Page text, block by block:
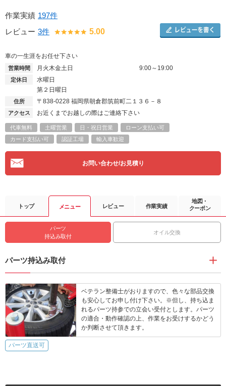
作業実績 197件
レビュー 3件 5.00
車の一生涯をお任せ下さい
営業時間 月火木金土日 9:00～19:00
定休日
水曜日
第２日曜日
住所 〒838-0228 福岡県朝倉郡筑前町二１３６－８
アクセス お近くまでお越しの際はご連絡下さい
代車無料 土曜営業 日・祝日営業
ローン支払い可
カード支払い可
認証工場 輸入車歓迎
お問い合わせ/お見積り
トップ メニュー レビュー 作業実績
地図・
クーポン
パーツ
持込み取付
オイル交換
パーツ持込み取付
ベテラン整備士がおりますので、色々な部品交換
も安心してお申し付け下さい。※但し、持ち込ま
れるパーツ持参での立会い受付とします。パーツ
の適合・動作確認の上、作業をお受けするかどう
か判断させて頂きます。
パーツ直送可